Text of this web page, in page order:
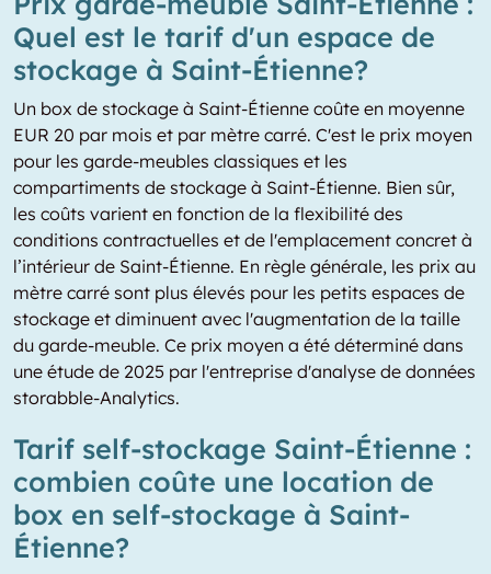
Quel est le tarif d'un espace de
stockage à Saint-Étienne?
Un box de stockage à Saint-Étienne coûte en moyenne
EUR 20 par mois et par mètre carré. C'est le prix moyen
pour les garde-meubles classiques et les
compartiments de stockage à Saint-Étienne. Bien sûr,
les coûts varient en fonction de la flexibilité des
conditions contractuelles et de l'emplacement concret à
l’intérieur de Saint-Étienne. En règle générale, les prix au
mètre carré sont plus élevés pour les petits espaces de
stockage et diminuent avec l'augmentation de la taille
du garde-meuble. Ce prix moyen a été déterminé dans
une étude de 2025 par l'entreprise d'analyse de données
storabble-Analytics.
Tarif self-stockage Saint-Étienne :
combien coûte une location de
box en self-stockage à Saint-
Étienne?